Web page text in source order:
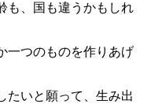
も、国も違うかもしれ
一つのものを作りあげ
たいと願って、生み出